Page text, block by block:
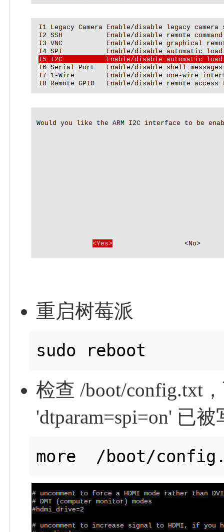
重启树莓派
检查 /boot/config.txt
'dtparam=spi=on' 已被